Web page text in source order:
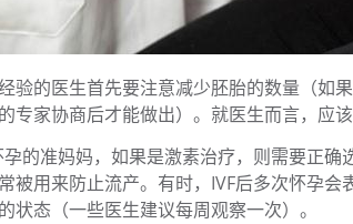
验的医生首先要注意减少胚胎的数量（如
专家协商后才能做出）。就医生而言，应
孕的准妈妈，如果是激素治疗，则需要正
被用来防止流产。有时，IVF后多次怀孕
状态（一些医生建议每周观察一次）。